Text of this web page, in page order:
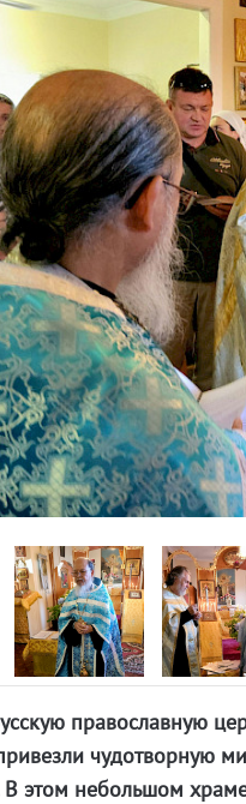
православную
чудотворную
В этом небольшом